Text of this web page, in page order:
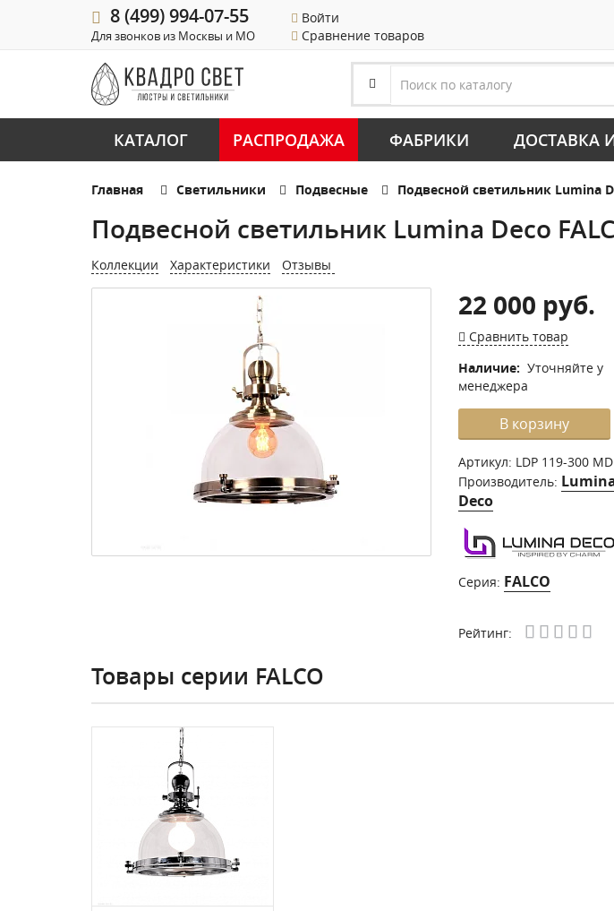
8 (499) 994-07-55
Для звонков из Москвы и МО
Войти
Сравнение товаров
КАТАЛОГ РАСПРОДАЖА ФАБРИКИ ДОСТАВКА
Главная Светильники Подвесные Подвесной светильник Lumina
Подвесной светильник Lumina Deco
Коллекции Характеристики Отзывы
22 000 руб.
Сравнить товар
Наличие: Уточняйте у
менеджера
В корзину
Артикул: LDP 119-300 MD
Производитель:
Deco
Серия: FALCO
Рейтинг:
Товары серии FALCO